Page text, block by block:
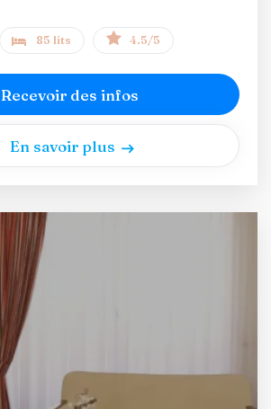
85 lits 4.5/5
Recevoir des infos
En savoir plus